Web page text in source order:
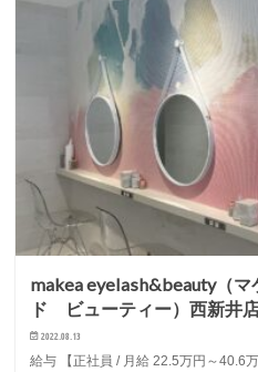
makea eyelash&beauty（
ド ビューティー）西新井
2022.08.13
給与 【正社員 / 月給 22.5万円～40.6